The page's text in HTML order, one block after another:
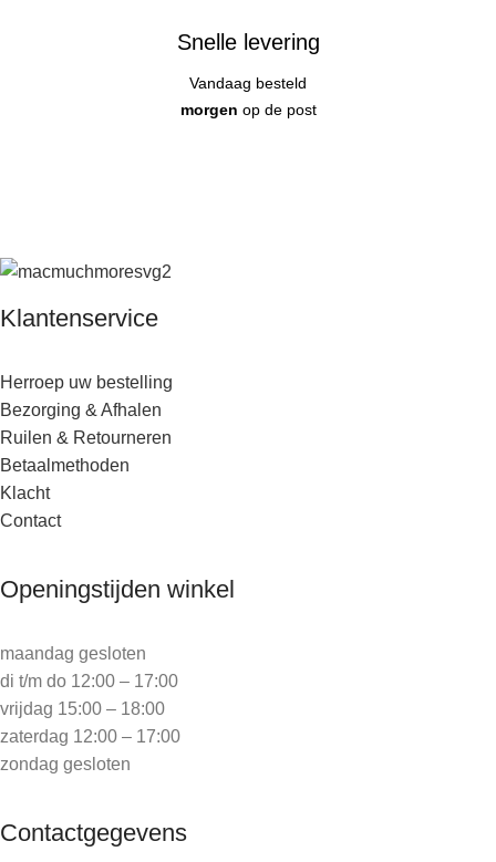
Snelle levering
Vandaag besteld
morgen op de post
Klantenservice
Herroep uw bestelling
Bezorging & Afhalen
Ruilen & Retourneren
Betaalmethoden
Klacht
Contact
Openingstijden winkel
maandag gesloten
di t/m do 12:00 – 17:00
vrijdag 15:00 – 18:00
zaterdag 12:00 – 17:00
zondag gesloten
Contactgegevens